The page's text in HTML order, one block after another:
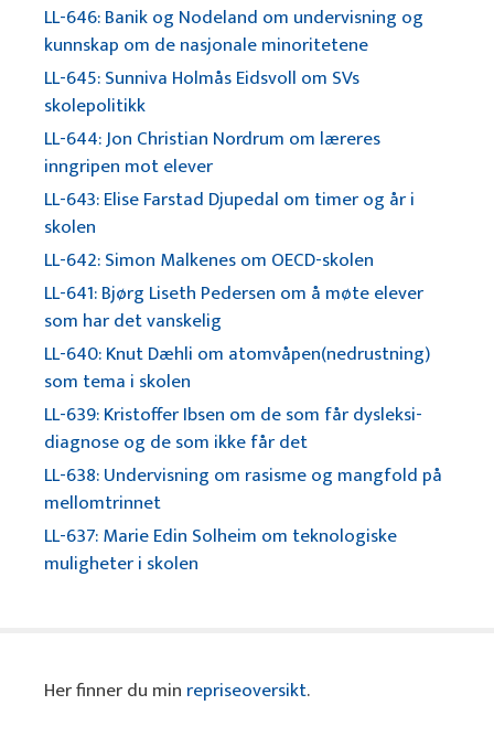
LL-646: Banik og Nodeland om undervisning og
kunnskap om de nasjonale minoritetene
LL-645: Sunniva Holmås Eidsvoll om SVs
skolepolitikk
LL-644: Jon Christian Nordrum om læreres
inngripen mot elever
LL-643: Elise Farstad Djupedal om timer og år i
skolen
LL-642: Simon Malkenes om OECD-skolen
LL-641: Bjørg Liseth Pedersen om å møte elever
som har det vanskelig
LL-640: Knut Dæhli om atomvåpen(nedrustning)
som tema i skolen
LL-639: Kristoffer Ibsen om de som får dysleksi-
diagnose og de som ikke får det
LL-638: Undervisning om rasisme og mangfold på
mellomtrinnet
LL-637: Marie Edin Solheim om teknologiske
muligheter i skolen
Her finner du min repriseoversikt.